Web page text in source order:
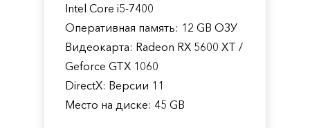
Intel Core i5-7400
Оперативная память: 12 GB ОЗУ
Видеокарта: Radeon RX 5600 XT /
Geforce GTX 1060
DirectX: Версии 11
Место на диске: 45 GB